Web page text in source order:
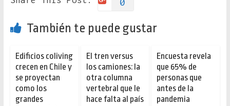
También te puede gustar
Edificios coliving
crecen en Chile y
se proyectan
como los
grandes
El tren versus
los camiones: la
otra columna
vertebral que le
hace falta al país
Encuesta revela
que 65% de
personas que
antes de la
pandemia